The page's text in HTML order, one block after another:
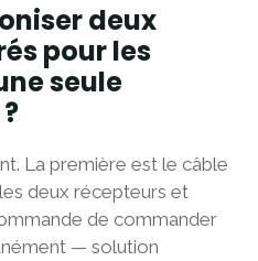
deux
pour les
seule
La première est le câble
deux récepteurs et
de commander
— solution